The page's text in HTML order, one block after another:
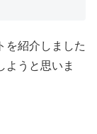
を紹介しました
ようと思いま